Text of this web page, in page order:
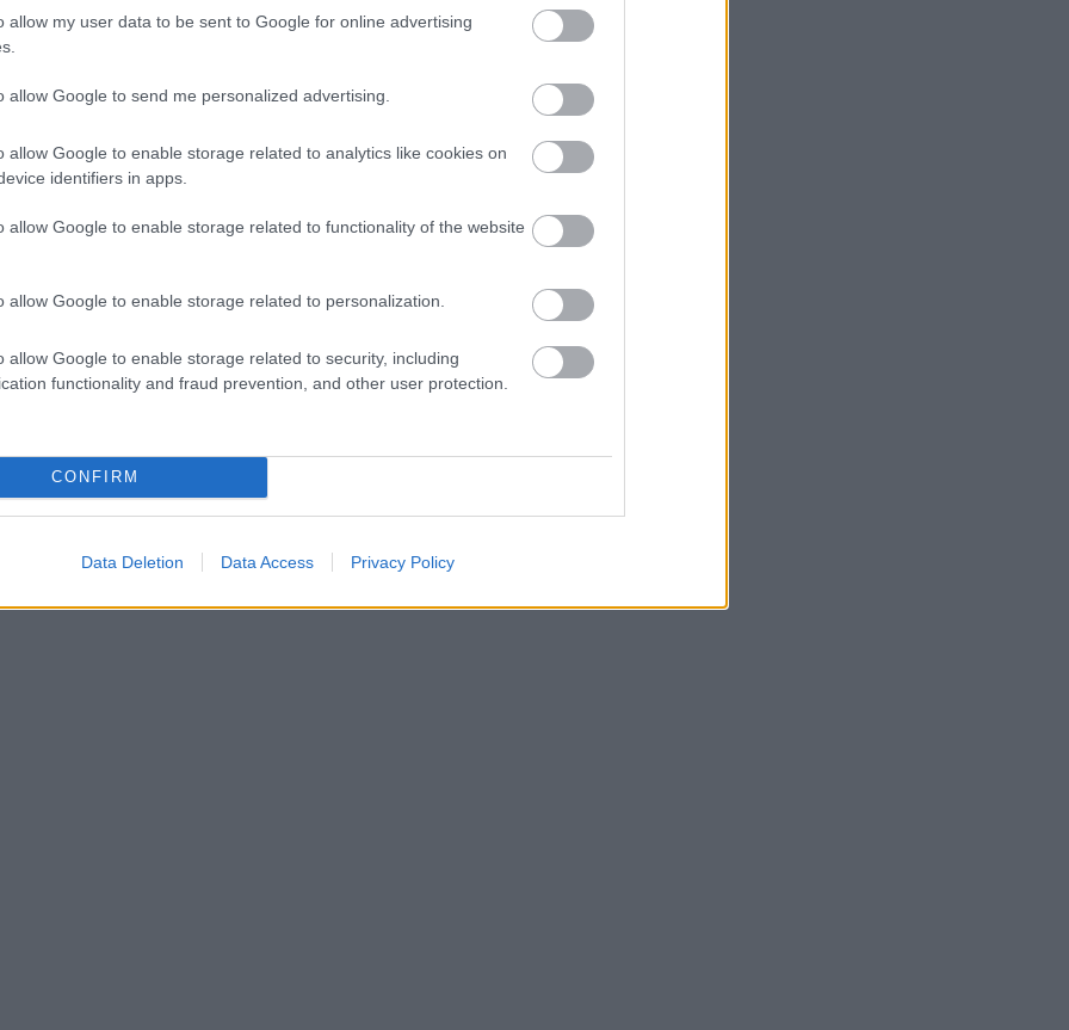
allow my user data to be sent to Google for online advertising
allow Google to send me personalized advertising.
allow Google to enable storage related to analytics like cookies on
identifiers in apps.
allow Google to enable storage related to functionality of the website
allow Google to enable storage related to personalization.
allow Google to enable storage related to security, including
functionality and fraud prevention, and other user protection.
CONFIRM
Data Deletion Data Access Privacy Policy
tehet a Red
FORMA-1
Ricciardo között